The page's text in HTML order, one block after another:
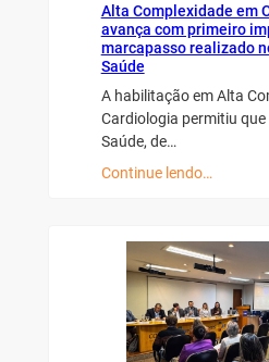
Alta Complexidade em
avança com primeiro
marcapasso realizado
Saúde
A habilitação em Alta
Cardiologia permitiu
Saúde, de…
Continue lendo…